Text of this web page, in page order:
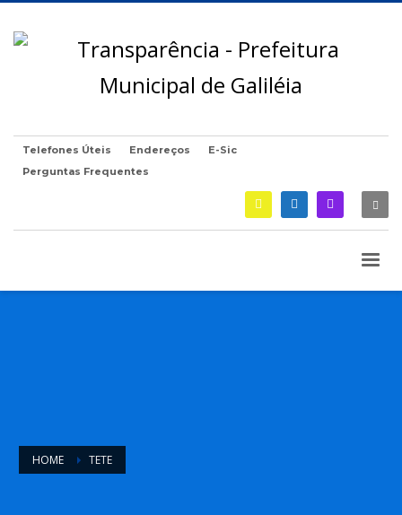
Telefones Úteis Endereços
E-Sic
Perguntas Frequentes
HOME TETE